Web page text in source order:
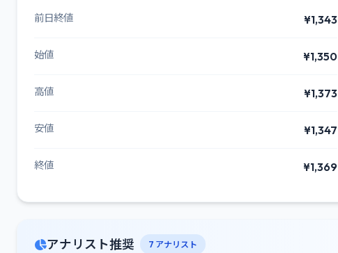
前日終値 ¥1,343
始値 ¥1,350
高値 ¥1,373
安値 ¥1,347
終値 ¥1,369
アナリスト推奨 7 アナリスト